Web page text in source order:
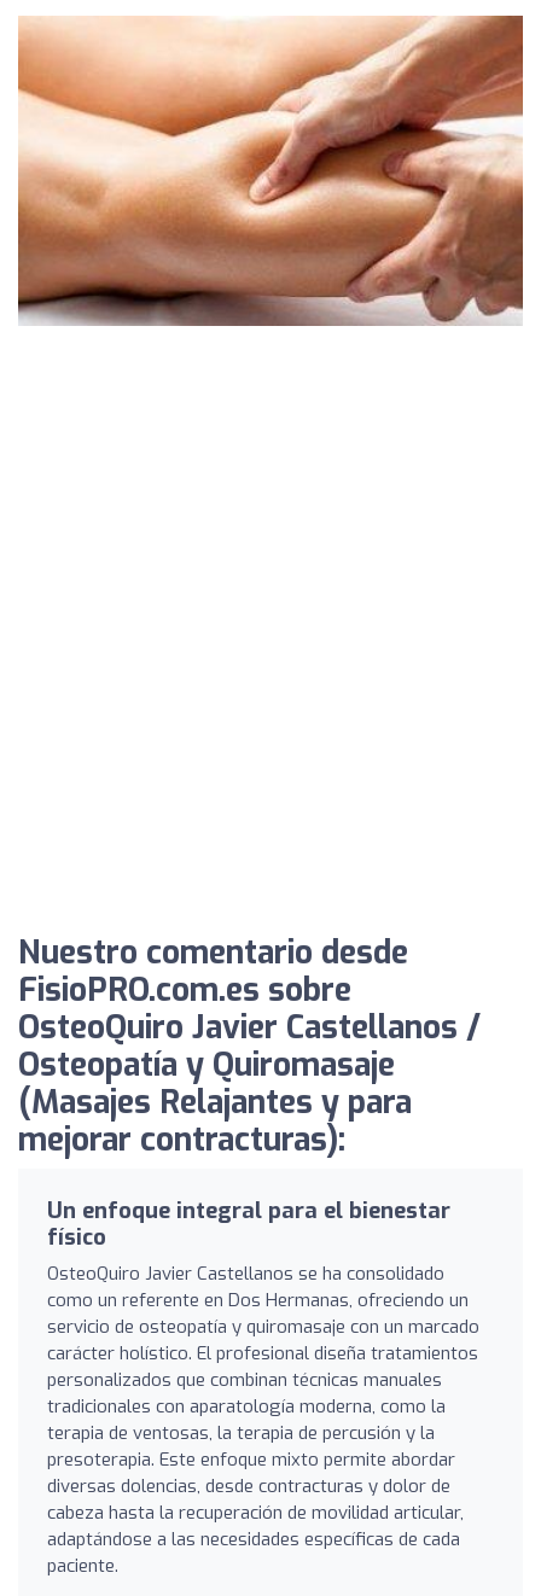
Nuestro comentario desde
FisioPRO.com.es sobre
OsteoQuiro Javier Castellanos /
Osteopatía y Quiromasaje
(Masajes Relajantes y para
mejorar contracturas):
Un enfoque integral para el bienestar
físico
OsteoQuiro Javier Castellanos se ha consolidado
como un referente en Dos Hermanas, ofreciendo un
servicio de osteopatía y quiromasaje con un marcado
carácter holístico. El profesional diseña tratamientos
personalizados que combinan técnicas manuales
tradicionales con aparatología moderna, como la
terapia de ventosas, la terapia de percusión y la
presoterapia. Este enfoque mixto permite abordar
diversas dolencias, desde contracturas y dolor de
cabeza hasta la recuperación de movilidad articular,
adaptándose a las necesidades específicas de cada
paciente.